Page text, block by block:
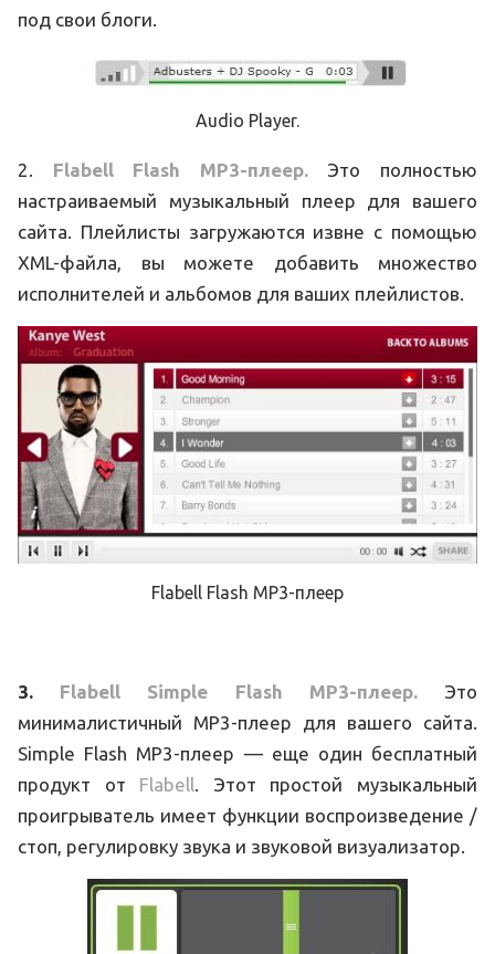
под свои блоги.
Audio Player.
2. Flabell Flash MP3-плеер.Это полностью
настраиваемый музыкальный плеер для вашего
сайта. Плейлисты загружаются извне с помощью
XML-файла, вы можете добавить множество
исполнителей и альбомов для ваших плейлистов.
Flabell Flash MP3-плеер
3. Flabell Simple Flash MP3-плеер.Это
минималистичный MP3-плеер для вашего сайта.
Simple Flash MP3-плеер — еще один бесплатный
продукт от Flabell. Этот простой музыкальный
проигрыватель имеет функции воспроизведение /
стоп, регулировку звука и звуковой визуализатор.